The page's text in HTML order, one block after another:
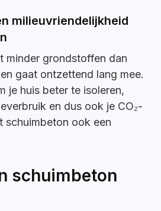
milieuvriendelijkheid
minder grondstoffen dan
gaat ontzettend lang mee.
je huis beter te isoleren,
en dus ook je CO₂-
schuimbeton ook een
schuimbeton